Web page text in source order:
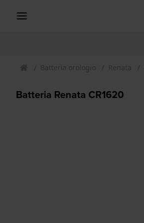
Batteria orologio Renata
Batteria Renata CR1620